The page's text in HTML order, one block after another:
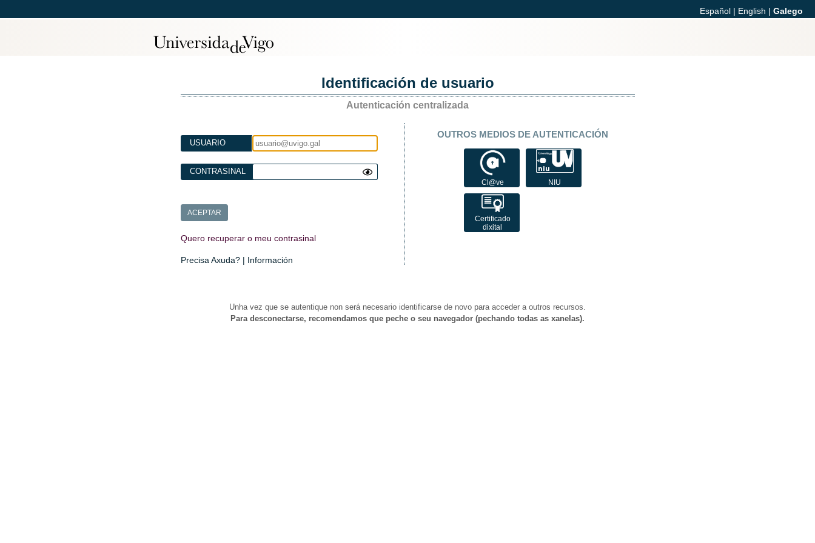
Español | English | Galego
Identificación de usuario
Autenticación centralizada
USUARIO
CONTRASINAL
Quero recuperar o meu contrasinal
Precisa Axuda? | Información
OUTROS MEDIOS DE AUTENTICACIÓN
Cl@ve NIU
Certificado
dixital
Unha vez que se autentique non será necesario identificarse de novo para acceder a outros recursos.
Para desconectarse, recomendamos que peche o seu navegador (pechando todas as xanelas).